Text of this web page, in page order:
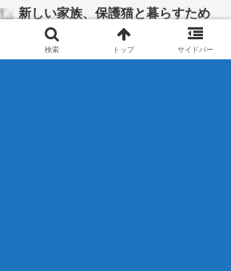
（猫草）をあげてみました。すると、と
ってもお気に入りになって...
新しい家族、保護猫と暮らすため
の２週間のトライアルを始めたよ
新しい家族として、猫さんを飼う事にし
ました。トライアルの様子を youtube に
検索 トップ サイドバー